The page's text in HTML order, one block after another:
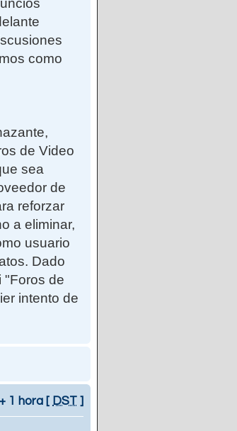
como
de Video
sea
de
reforzar
a eliminar,
usuario
Dado
"Foros de
intento de
1 hora [ DST ]